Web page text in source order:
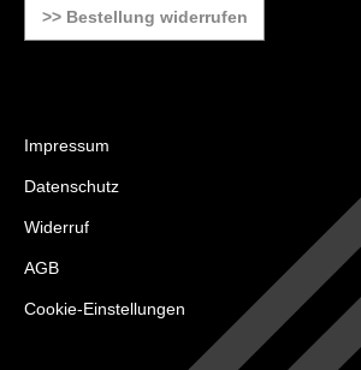
>> Bestellung widerrufen
Impressum
Datenschutz
Widerruf
AGB
Cookie-Einstellungen